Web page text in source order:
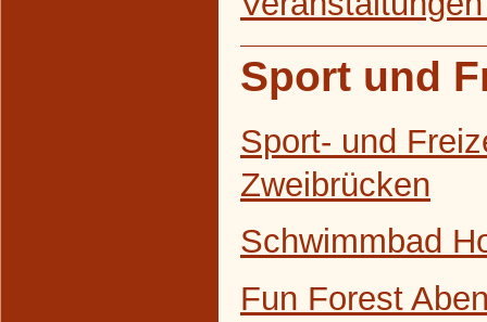
Sport und
Sport- und
Zweibrücken
Schwimmbad
Fun Forest